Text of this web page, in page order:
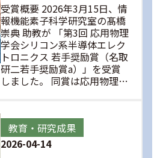
受賞概要 2026年3月15日、情
報機能素子科学研究室の髙橋
崇典 助教が 「第3回 応用物理
学会シリコン系半導体エレク
トロニクス 若手奨励賞（名取
研二若手奨励賞a）」を受賞
しました。 同賞は応用物理…
教育・研究成果
2026-04-14